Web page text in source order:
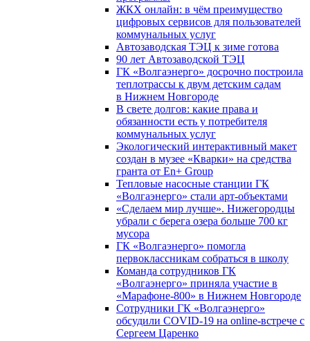
ЖКХ онлайн: в чём преимущество
цифровых сервисов для пользователей
коммунальных услуг
Автозаводская ТЭЦ к зиме готова
90 лет Автозаводской ТЭЦ
ГК «Волгаэнерго» досрочно построила
теплотрассы к двум детским садам
в Нижнем Новгороде
В свете долгов: какие права и
обязанности есть у потребителя
коммунальных услуг
Экологический интерактивный макет
создан в музее «Кварки» на средства
гранта от En+ Group
Тепловые насосные станции ГК
«Волгаэнерго» стали арт-объектами
«Сделаем мир лучше». Нижегородцы
убрали с берега озера больше 700 кг
мусора
ГК «Волгаэнерго» помогла
первоклассникам собраться в школу
Команда сотрудников ГК
«Волгаэнерго» приняла участие в
«Марафоне-800» в Нижнем Новгороде
Сотрудники ГК «Волгаэнерго»
обсудили COVID-19 на online-встрече с
Сергеем Царенко